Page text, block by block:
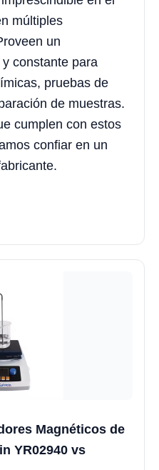
múltiples
un
constante para
pruebas de
de muestras.
cumplen con estos
confiar en un
Magnéticos de
YR02940 vs